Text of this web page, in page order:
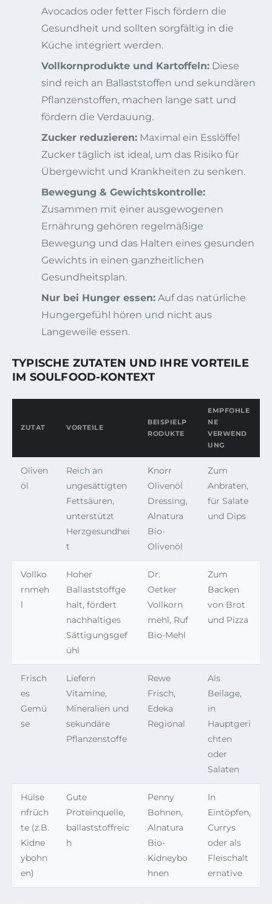
Avocados oder fetter Fisch fördern die
Gesundheit und sollten sorgfältig in die
Küche integriert werden.
Vollkornprodukte und Kartoffeln: Diese
sind reich an Ballaststoffen und sekundären
Pflanzenstoffen, machen lange satt und
fördern die Verdauung.
Zucker reduzieren: Maximal ein Esslöffel
Zucker täglich ist ideal, um das Risiko für
Übergewicht und Krankheiten zu senken.
Bewegung & Gewichtskontrolle:
Zusammen mit einer ausgewogenen
Ernährung gehören regelmäßige
Bewegung und das Halten eines gesunden
Gewichts in einen ganzheitlichen
Gesundheitsplan.
Nur bei Hunger essen: Auf das natürliche
Hungergefühl hören und nicht aus
Langeweile essen.
TYPISCHE ZUTATEN UND IHRE VORTEILE
IM SOULFOOD-KONTEXT
ZUTAT VORTEILE
BEISPIELP
RODUKTE
EMPFOHLE
NE
VERWEND
UNG
Oliven
öl
Reich an
ungesättigten
Fettsäuren,
unterstützt
Herzgesundhei
t
Knorr
Olivenöl
Dressing,
Alnatura
Bio-
Olivenöl
Zum
Anbraten,
für Salate
und Dips
Vollko
rnmeh
l
Hoher
Ballaststoffge
halt, fördert
nachhaltiges
Sättigungsgef
ühl
Dr.
Oetker
Vollkorn
mehl, Ruf
Bio-Mehl
Zum
Backen
von Brot
und Pizza
Frisch
es
Gemü
se
Liefern
Vitamine,
Mineralien und
sekundäre
Pflanzenstoffe
Rewe
Frisch,
Edeka
Regional
Als
Beilage,
in
Hauptgeri
chten
oder
Salaten
Hülse
nfrüch
te (z.B.
Kidne
ybohn
en)
Gute
Proteinquelle,
ballaststoffreic
h
Penny
Bohnen,
Alnatura
Bio-
Kidneybo
hnen
In
Eintöpfen,
Currys
oder als
Fleischalt
ernative